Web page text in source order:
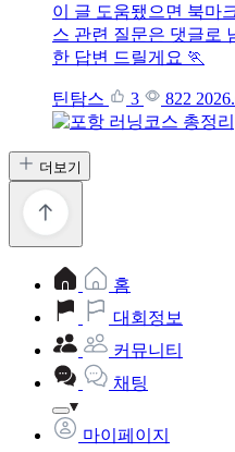
이 글 도움됐으면 북마
스 관련 질문은 댓글로
한 답변 드릴게요 🏃
틴탐스 3 822
더보기
홈
대회정보
커뮤니티
채팅
마이페이지